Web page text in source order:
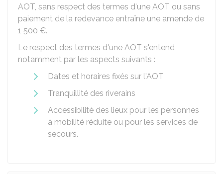
AOT, sans respect des termes d'une AOT ou sans
paiement de la redevance entraîne une amende de
1 500 €.
Le respect des termes d'une AOT s'entend
notamment par les aspects suivants :
Dates et horaires fixés sur l'AOT
Tranquillité des riverains
Accessibilité des lieux pour les personnes
à mobilité réduite ou pour les services de
secours.